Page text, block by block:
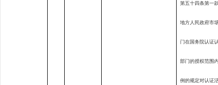
第五十四条第一
地方人民政府市
门在国务院认证
部门的授权范围
例的规定对认证